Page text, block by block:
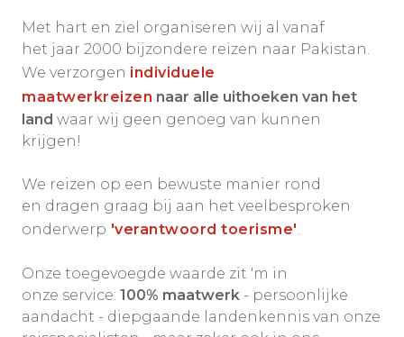
Met hart en ziel organiseren wij al vanaf
het jaar 2000 bijzondere reizen naar Pakistan.
We verzorgen individuele
maatwerkreizen naar alle uithoeken van het
land waar wij geen genoeg van kunnen
krijgen!
We reizen op een bewuste manier rond
en dragen graag bij aan het veelbesproken
onderwerp 'verantwoord toerisme'.
Onze toegevoegde waarde zit 'm in
onze service: 100% maatwerk - persoonlijke
aandacht - diepgaande landenkennis van onze